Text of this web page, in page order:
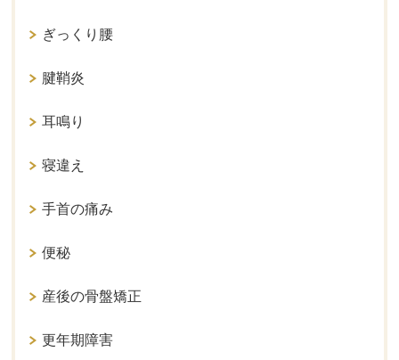
ぎっくり腰
腱鞘炎
耳鳴り
寝違え
手首の痛み
便秘
産後の骨盤矯正
更年期障害